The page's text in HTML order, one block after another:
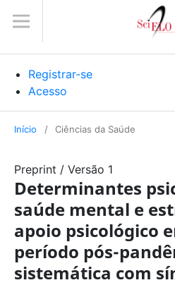
Registrar-se
Acesso
Início / Ciências da Saúde
Preprint / Versão 1
Determinantes
saúde mental e
apoio psicológico
período pós-
sistemática com